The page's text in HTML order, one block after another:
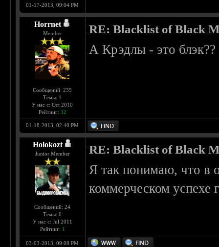
01-17-2013, 09:04 PM
Horrnet
Member
Сообщений: 235
Темы: 1
У нас с: Oct 2010
Рейтинг: 32
RE: Blacklist of Black
А Крэдлы - это блэк??
01-18-2013, 02:40 PM
Holokozt
Junior Member
Сообщений: 24
Темы: 0
У нас с: Jul 2011
Рейтинг: 1
RE: Blacklist of Black
Я так понимаю, что в
коммерческом успехе
03-03-2013, 09:08 PM